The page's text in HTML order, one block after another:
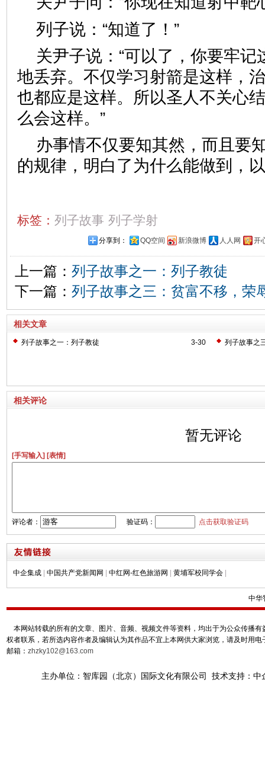
列子说：“知道了！”
关尹子说：“可以了，你要牢
地丢弃。不仅学习射箭是这样，
也都应是这样。所以圣人不关心
么会这样。”
办事情不仅要知其然，而且要
的规律，明白了为什么能做到，
标签： 列子故事 列子学射
分享到： QQ空间 新浪微博 人人网 开
上一篇： 列子故事之一：列子教徒
下一篇： 列子故事之三：贫富不移，荣
相关文章
3-30
列子故事之一：列子教徒 列子故事之
相关评论
暂无评论
[手写输入] [表情]
评论者： 验证码： 点击获取验证码
中企集成 | 中国共产党新闻网 | 中红网-红色旅游网 | 黄埔军校同学会 |
中华
本网站转载的所有的文章、图片、音频、视频文件等资料，均出于为公众传播
权者联系，若所选内容作者及编辑认为其作品不宜上本网供大家浏览，请及时用
邮箱： zhzky102@163.com
主办单位：智库园（北京）国际文化有限公司 技术支持：